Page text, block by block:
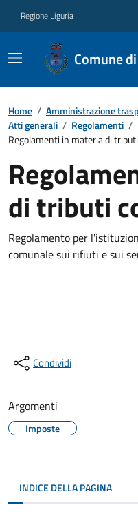
Regione Liguria
Comune
Home / Amministrazione
Atti generali / Regolamenti /
Regolamenti in materia di
di tributi
Regolamento per
comunale sui rifiuti e sui
Condividi
Argomenti
Imposte
INDICE DELLA PAGINA